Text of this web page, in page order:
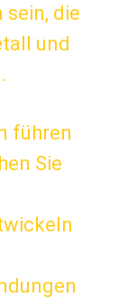
sein, die
und
führen
Sie